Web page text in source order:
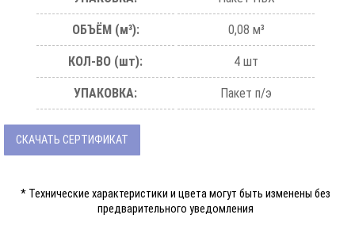
ОБЪЁМ (м³): 0,08 м³
КОЛ-ВО (шт): 4 шт
УПАКОВКА: Пакет п/э
СКАЧАТЬ СЕРТИФИКАТ
* Технические характеристики и цвета могут быть изменены без
предварительного уведомления